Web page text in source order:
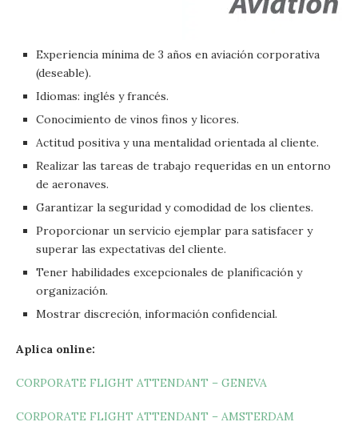
Experiencia mínima de 3 años en aviación corporativa
(deseable).
Idiomas: inglés y francés.
Conocimiento de vinos finos y licores.
Actitud positiva y una mentalidad orientada al cliente.
Realizar las tareas de trabajo requeridas en un entorno
de aeronaves.
Garantizar la seguridad y comodidad de los clientes.
Proporcionar un servicio ejemplar para satisfacer y
superar las expectativas del cliente.
Tener habilidades excepcionales de planificación y
organización.
Mostrar discreción, información confidencial.
Aplica online:
CORPORATE FLIGHT ATTENDANT – GENEVA
CORPORATE FLIGHT ATTENDANT – AMSTERDAM